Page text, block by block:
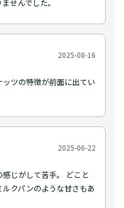
せんでした。
2025-08-16
ツの特徴が前面に出てい
2025-06-22
じがして苦手。 どこと
クパンのような甘さもあ